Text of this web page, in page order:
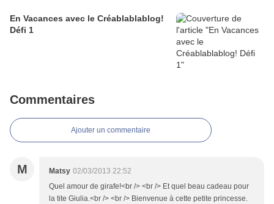
En Vacances avec le Créablablablog!
Défi 1
Commentaires
Ajouter un commentaire
M Matsy 02/03/2013 22:52
Quel amour de girafe!<br /> <br /> Et quel beau cadeau pour
la tite Giulia.<br /> <br /> Bienvenue à cette petite princesse.